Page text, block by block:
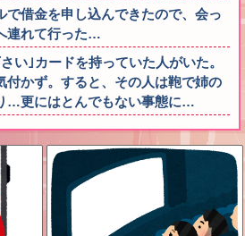
で借金を申し込んできたので、会っ
連れて行った…
い｣カードを持っていた人がいた。
付かず。すると、その人は鞄で姉の
…更にはとんでもない事態に…